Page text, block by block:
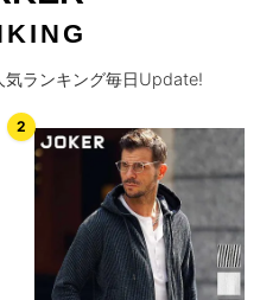
気ランキング毎日Update!